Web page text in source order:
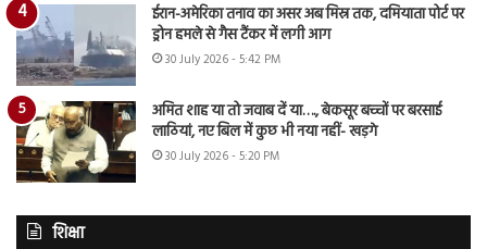
ईरान-अमेरिका तनाव का असर अब मिस्र तक, दमियाता पोर्ट पर
ड्रोन हमले से गैस टैंकर में लगी आग
30 July 2026 - 5:42 PM
अमित शाह या तो जवाब दें या…., बेकसूर बच्चों पर बरसाई
लाठियां, नए बिल में कुछ भी नया नहीं- खड़गे
30 July 2026 - 5:20 PM
शिक्षा